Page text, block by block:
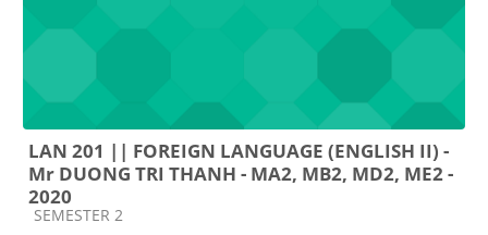
LAN 201 || FOREIGN LANGUAGE (ENGLISH II) -
Mr DUONG TRI THANH - MA2, MB2, MD2, ME2 -
2020
Course category
SEMESTER 2